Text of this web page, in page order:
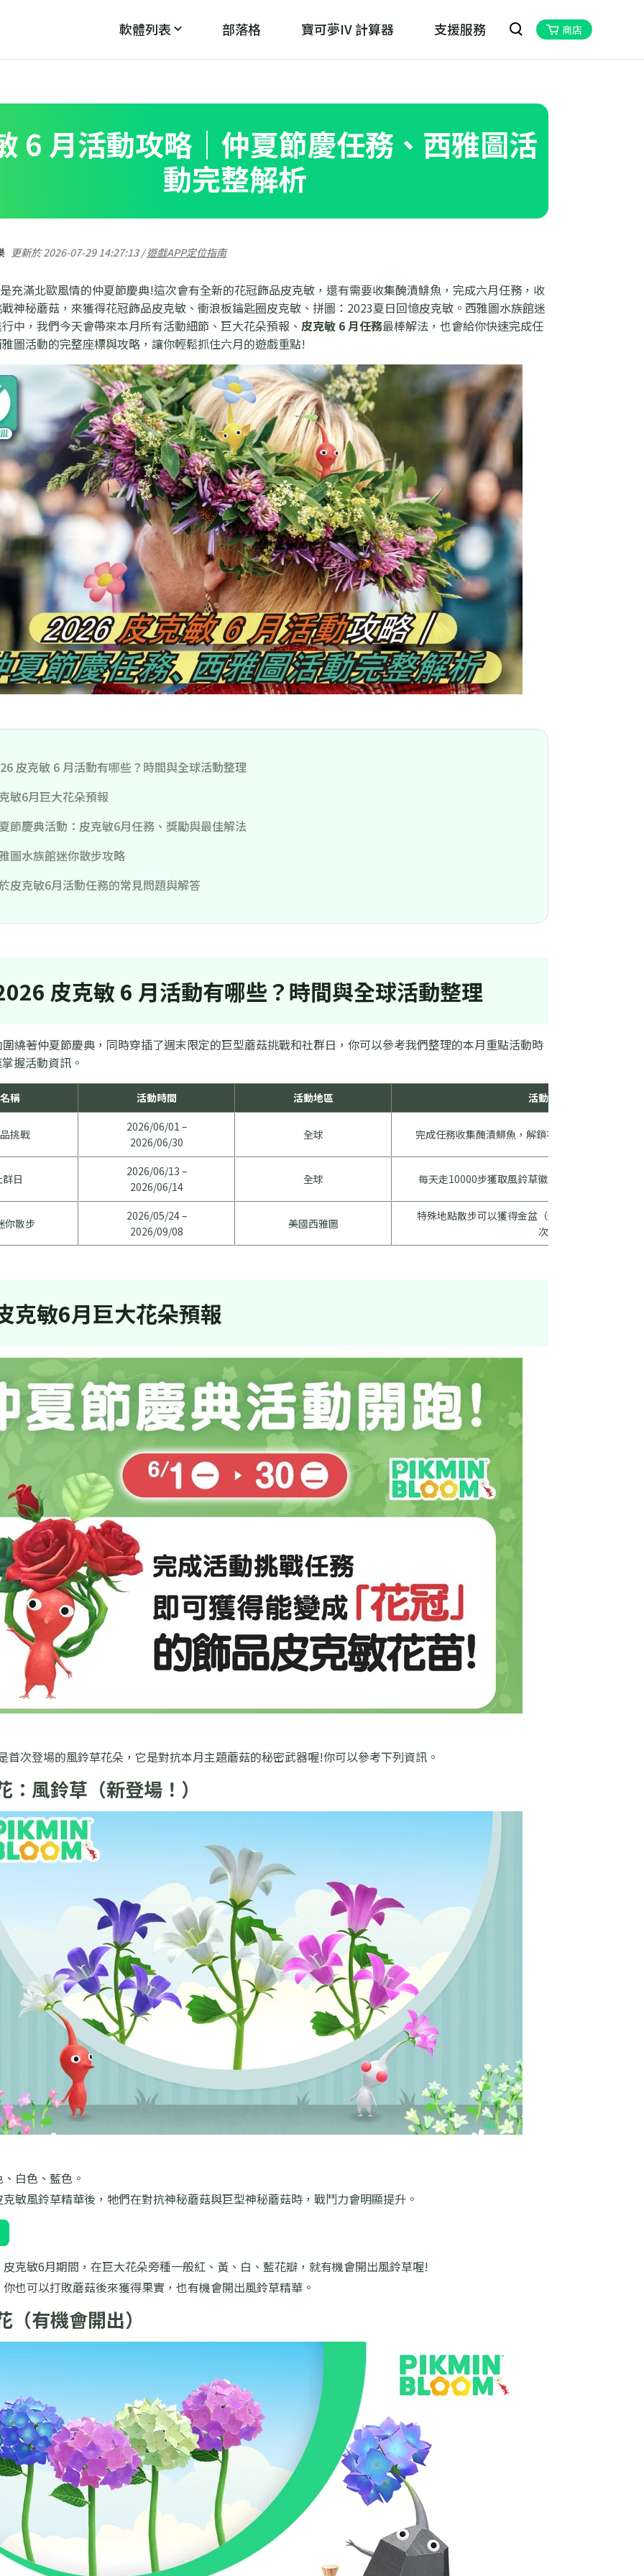
軟體列表
破解「無法偵測目前位置12」 魔物獵人Now的最佳夥伴
部落格 寶可夢IV 計算器 支援服務 商店
6 月活動攻略｜仲夏節慶任務、西雅圖活
動完整解析
更新於 2026-07-29 14:27:13 /遊戲APP定位指南
是充滿北歐風情的仲夏節慶典!這次會有全新的花冠飾品皮克敏，還有需要收集醃漬鯡魚，完成六月任務，收
神秘蘑菇，來獲得花冠飾品皮克敏、衝浪板鑰匙圈皮克敏、拼圖：2023夏日回憶皮克敏。西雅圖水族館迷
中，我們今天會帶來本月所有活動細節、巨大花朵預報、 皮克敏 6 月任務最棒解法，也會給你快速完成任
圖活動的完整座標與攻略，讓你輕鬆抓住六月的遊戲重點!
皮克敏 6 月活動有哪些？時間與全球活動整理
敏6月巨大花朵預報
節慶典活動：皮克敏6月任務、獎勵與最佳解法
圖水族館迷你散步攻略
皮克敏6月活動任務的常見問題與解答
皮克敏 6 月活動有哪些？時間與全球活動整理
繞著仲夏節慶典，同時穿插了週末限定的巨型蘑菇挑戰和社群日，你可以參考我們整理的本月重點活動時
握活動資訊。
稱 活動時間 活動地區 活動重點
挑戰
2026/06/01 –
2026/06/30
全球 完成任務收集醃漬鯡魚，解鎖花冠皮克敏、Mii服裝
日
2026/06/13 –
2026/06/14
全球 每天走10000步獲取風鈴草徽章，巨大花朵會綻放
你散步
2026/05/24 –
2026/09/08
美國西雅圖
特殊地點散步可以獲得金盆（金色花苗），每30天
次。
克敏6月巨大花朵預報
首次登場的風鈴草花朵，它是對抗本月主題蘑菇的秘密武器喔!你可以參考下列資訊。
：風鈴草（新登場！）
白色、藍色。
敏風鈴草精華後，牠們在對抗神秘蘑菇與巨型神秘蘑菇時，戰鬥力會明顯提升。
克敏6月期間，在巨大花朵旁種一般紅、黃、白、藍花瓣，就有機會開出風鈴草喔!
也可以打敗蘑菇後來獲得果實，也有機會開出風鈴草精華。
（有機會開出）